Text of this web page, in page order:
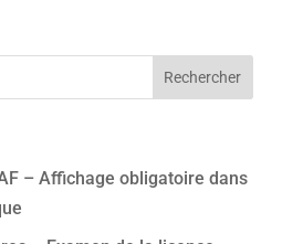
– Affichage obligatoire dans